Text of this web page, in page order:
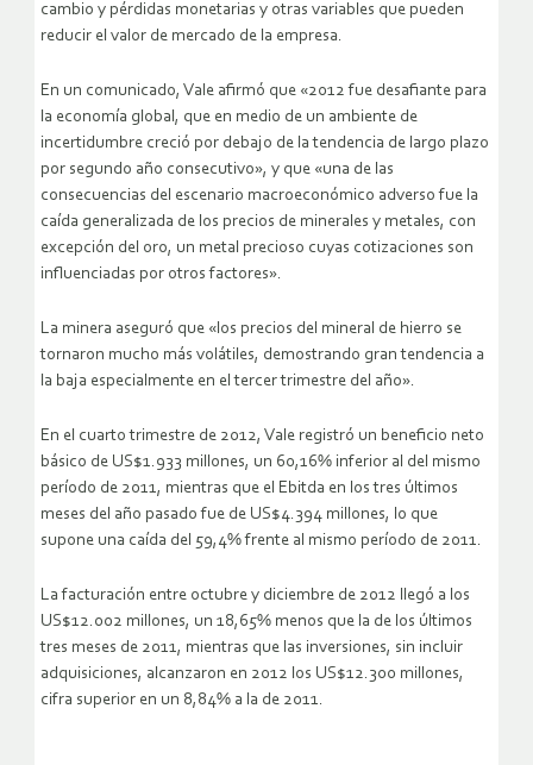
cambio y pérdidas monetarias y otras variables que pueden
reducir el valor de mercado de la empresa.
En un comunicado, Vale afirmó que «2012 fue desafiante para
la economía global, que en medio de un ambiente de
incertidumbre creció por debajo de la tendencia de largo plazo
por segundo año consecutivo», y que «una de las
consecuencias del escenario macroeconómico adverso fue la
caída generalizada de los precios de minerales y metales, con
excepción del oro, un metal precioso cuyas cotizaciones son
influenciadas por otros factores».
La minera aseguró que «los precios del mineral de hierro se
tornaron mucho más volátiles, demostrando gran tendencia a
la baja especialmente en el tercer trimestre del año».
En el cuarto trimestre de 2012, Vale registró un beneficio neto
básico de US$1.933 millones, un 60,16% inferior al del mismo
período de 2011, mientras que el Ebitda en los tres últimos
meses del año pasado fue de US$4.394 millones, lo que
supone una caída del 59,4% frente al mismo período de 2011.
La facturación entre octubre y diciembre de 2012 llegó a los
US$12.002 millones, un 18,65% menos que la de los últimos
tres meses de 2011, mientras que las inversiones, sin incluir
adquisiciones, alcanzaron en 2012 los US$12.300 millones,
cifra superior en un 8,84% a la de 2011.